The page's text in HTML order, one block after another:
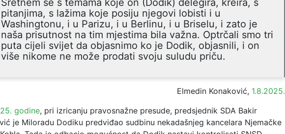
Sretnem se s temama koje on (Dodik) delegira, kreira, s
pitanjima, s lažima koje posiju njegovi lobisti i u
Washingtonu, i u Parizu, i u Berlinu, i u Briselu, i zato je
naša prisutnost na tim mjestima bila važna. Optrčali smo tri
puta cijeli svijet da objasnimo ko je Dodik, objasnili, i on
više nikome ne može prodati svoju suludu priču.
Elmedin Konaković, 1.8.2025.
godine, pri izricanju pravosnažne presude, predsjednik SDA Bakir
je Miloradu Dodiku predviđao sudbinu nekadašnjeg kancelara Njemačke